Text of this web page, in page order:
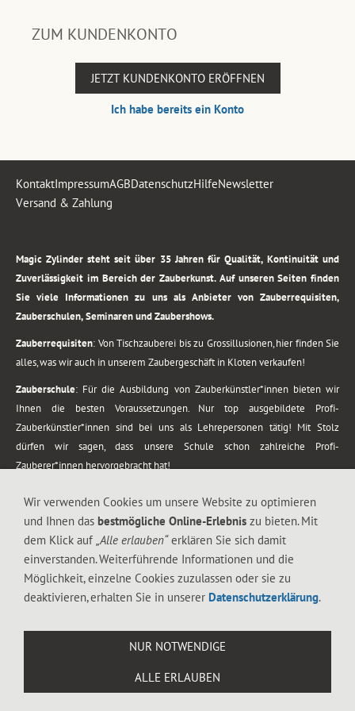
ZUM KUNDENKONTO
JETZT KUNDENKONTO ERÖFFNEN
Ich habe bereits ein Konto
KontaktImpressumAGBDatenschutzHilfeNewsletter
Versand & Zahlung
Magic Zylinder steht seit über 35 Jahren für Qualität, Kontinuität und
Zuverlässigkeit im Bereich der Zauberkunst. Auf unseren Seiten finden
Sie viele Informationen zu uns als Anbieter von Zauberrequisiten,
Zauberschulen, Seminaren und Zaubershows.
Zauberrequisiten: Von Tischzauberei bis zu Grossillusionen, hier finden Sie
alles, was wir auch in unserem Zaubergeschäft in Kloten verkaufen!
Zauberschule: Für die Ausbildung von Zauberkünstler*innen bieten wir
Ihnen die besten Voraussetzungen. Nur top ausgebildete Profi-
Zauberkünstler*innen sind bei uns als Lehrepersonen tätig! Mit Stolz
dürfen wir sagen, dass unsere Schule schon zahlreiche Profi-
Zauberer*innen hervorgebracht hat!
vom Kinderprogramm bis zur Tischzauberei. Lassen Sie sich faszinieren von
meiner Zauber-Sprech-Show, angerührt mit sprachlichen Sequenzen,
gewürzt mit Gags und visuellen Illusionen wie Kaninchen, Vasen, Seilen,
Flughafenstrasse 4, 8302 Kloten
Wir verwenden Cookies um unsere Website zu optimieren
und Ihnen das bestmögliche Online-Erlebnis zu bieten. Mit
dem Klick auf „Alle erlauben“erklären Sie sich damit
einverstanden. Weiterführende Informationen und die
Möglichkeit, einzelne Cookies zuzulassen oder sie zu
deaktivieren, erhalten Sie in unserer Datenschutzerklärung.
NUR NOTWENDIGE
ALLE ERLAUBEN